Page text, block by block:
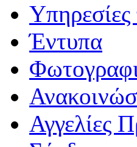
Έντυπα
Αγγελίες